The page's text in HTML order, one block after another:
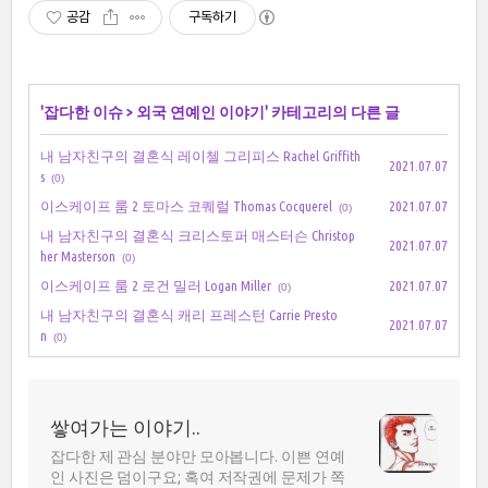
공감 구독하기
'잡다한 이슈> 외국 연예인 이야기 ' 카테고리의 다른 글
내 남자친구의 결혼식 레이첼 그리피스 Rachel Griffith
s (0)
2021.07.07
이스케이프 룸 2 토마스 코퀘럴 Thomas Cocquerel (0)
2021.07.07
내 남자친구의 결혼식 크리스토퍼 매스터슨 Christop
her Masterson
(0)
2021.07.07
이스케이프 룸 2 로건 밀러 Logan Miller (0)
2021.07.07
내 남자친구의 결혼식 캐리 프레스턴 Carrie Presto
n
(0)
2021.07.07
쌓여가는 이야기..
잡다한 제 관심 분야만 모아봅니다. 이쁜 연예
인 사진은 덤이구요; 혹여 저작권에 문제가 쪽